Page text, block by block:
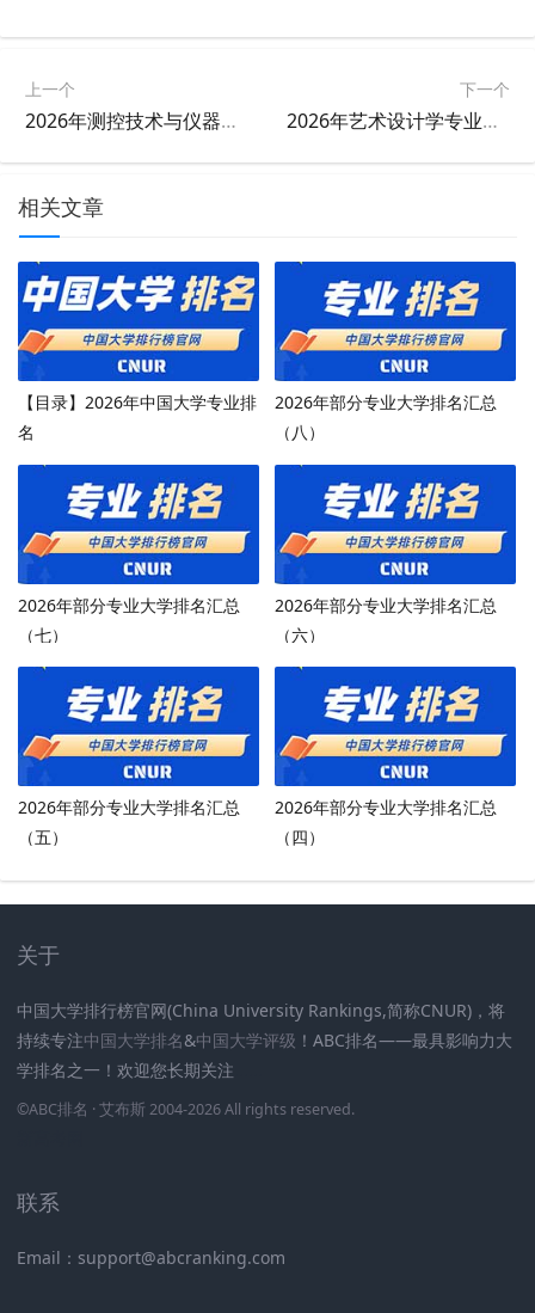
上一个
2026年测控技术与仪器专业大学排名
下一个
2026年艺术设计学专业大学排名
相关文章
【目录】2026年中国大学专业排
名
2026年部分专业大学排名汇总
（八）
2026年部分专业大学排名汇总
（七）
2026年部分专业大学排名汇总
（六）
2026年部分专业大学排名汇总
（五）
2026年部分专业大学排名汇总
（四）
关于
中国大学排行榜官网(China University Rankings,简称CNUR)，将
持续专注中国大学排名&中国大学评级 ！ABC排名——最具影响力大
学排名之一！欢迎您长期关注
©ABC排名 · 艾布斯 2004-2026 All rights reserved.
联系
Email：support@abcranking.com